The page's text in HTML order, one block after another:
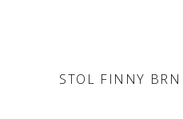
STOL FINNY BRN